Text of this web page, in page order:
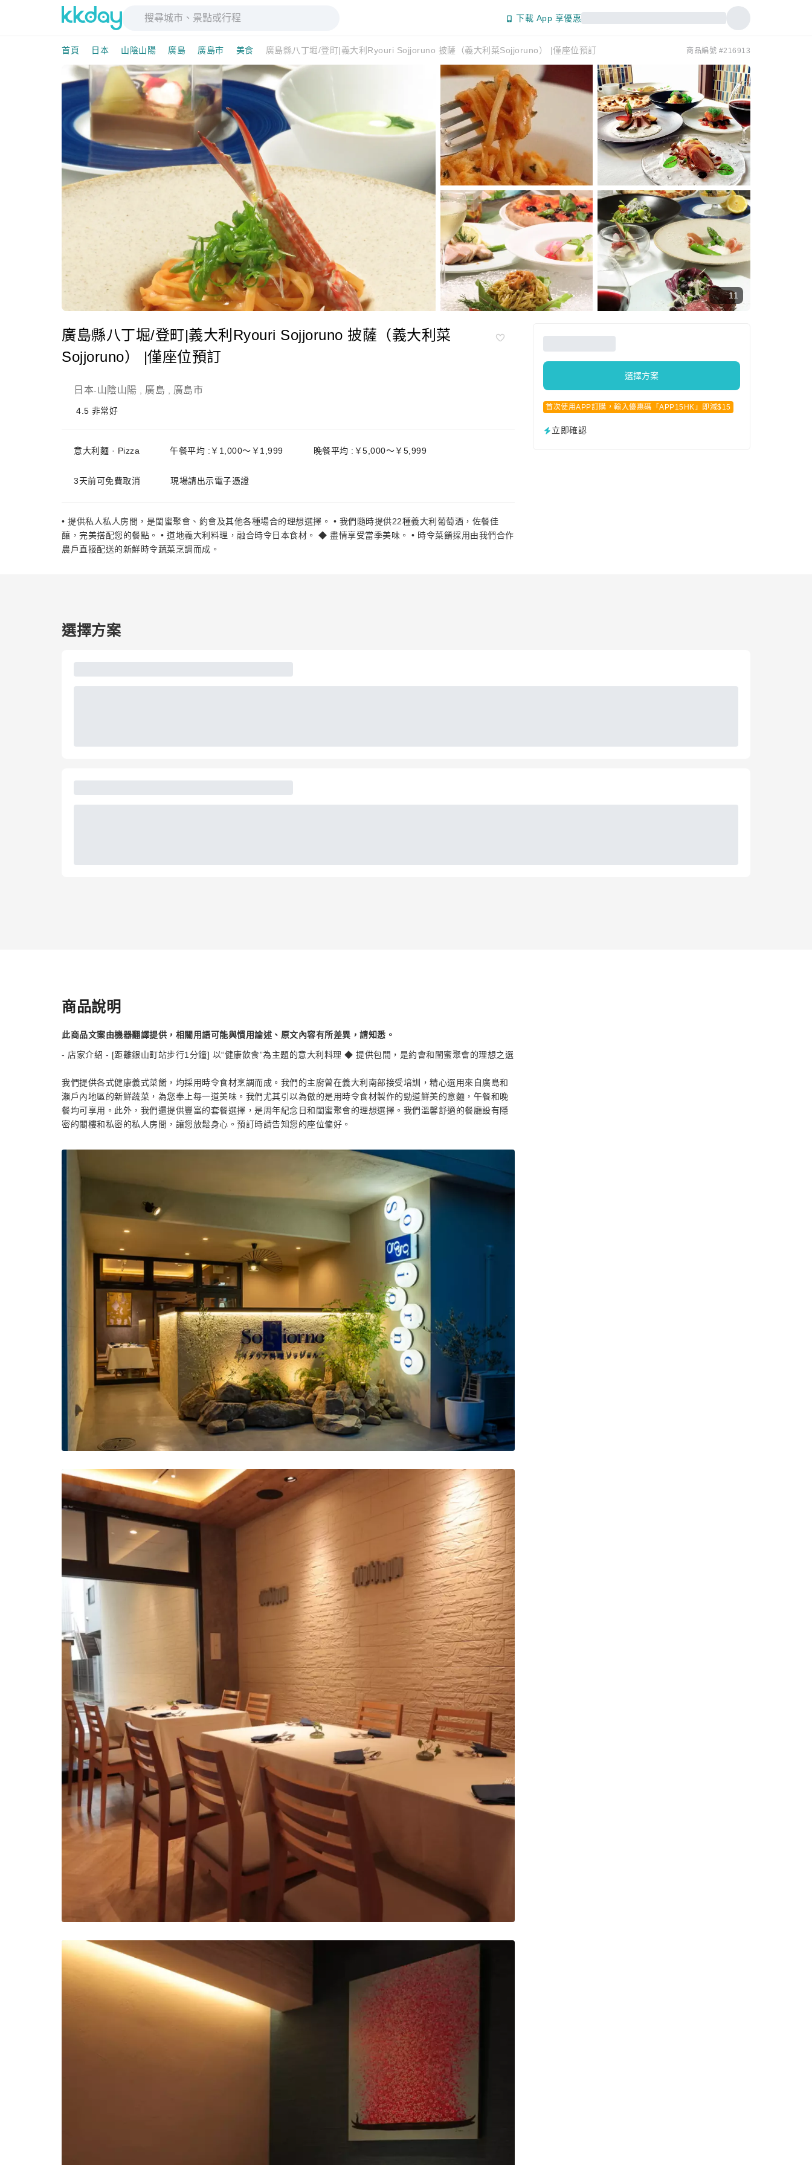
下載 App 享優惠
首頁 日本 山陰山陽 廣島 廣島市 美食 廣島縣八丁堀/登町|義大利Ryouri Sojjoruno 披薩（義大利菜Sojjoruno） |僅座位預訂 商品編號 #216913
11
廣島縣八丁堀/登町|義大利Ryouri Sojjoruno 披薩（義大利菜
Sojjoruno） |僅座位預訂
日本-山陰山陽 廣島 廣島市
4.5 非常好
意大利麵 · Pizza 午餐平均 :￥1,000～￥1,999 晚餐平均 :￥5,000～￥5,999
3天前可免費取消 現場請出示電子憑證
• 提供私人私人房間，是閨蜜聚會、約會及其他各種場合的理想選擇。 • 我們隨時提供22種義大利葡萄酒，佐餐佳
釀，完美搭配您的餐點。 • 道地義大利料理，融合時令日本食材。 ◆ 盡情享受當季美味。 • 時令菜餚採用由我們合作
農戶直接配送的新鮮時令蔬菜烹調而成。
選擇方案
首次使用APP訂購，輸入優惠碼「APP15HK」即減$15
立即確認
選擇方案
商品說明
此商品文案由機器翻譯提供，相關用語可能與慣用論述、原文內容有所差異，請知悉。
- 店家介紹 - [距離銀山町站步行1分鐘] 以“健康飲食”為主題的意大利料理 ◆ 提供包間，是約會和閨蜜聚會的理想之選
我們提供各式健康義式菜餚，均採用時令食材烹調而成。我們的主廚曾在義大利南部接受培訓，精心選用來自廣島和
瀨戶內地區的新鮮蔬菜，為您奉上每一道美味。我們尤其引以為傲的是用時令食材製作的勁道鮮美的意麵，午餐和晚
餐均可享用。此外，我們還提供豐富的套餐選擇，是周年紀念日和閨蜜聚會的理想選擇。我們溫馨舒適的餐廳設有隱
密的閣樓和私密的私人房間，讓您放鬆身心。預訂時請告知您的座位偏好。